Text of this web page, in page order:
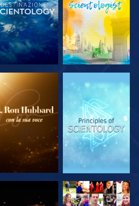
ESPLORA LE
SERIE
ESPLORA LE
SERIE